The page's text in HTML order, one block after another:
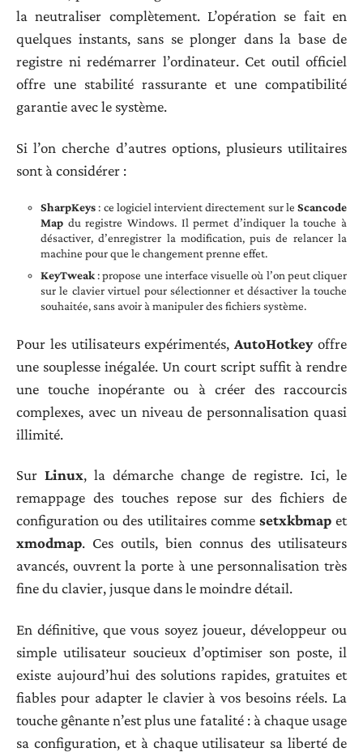
la neutraliser complètement. L’opération se fait en
quelques instants, sans se plonger dans la base de
registre ni redémarrer l’ordinateur. Cet outil officiel
offre une stabilité rassurante et une compatibilité
garantie avec le système.
Si l’on cherche d’autres options, plusieurs utilitaires
sont à considérer :
SharpKeys: ce logiciel intervient directement sur le Scancode
Map du registre Windows. Il permet d’indiquer la touche à
désactiver, d’enregistrer la modification, puis de relancer la
machine pour que le changement prenne effet.
KeyTweak: propose une interface visuelle où l’on peut cliquer
sur le clavier virtuel pour sélectionner et désactiver la touche
souhaitée, sans avoir à manipuler des fichiers système.
Pour les utilisateurs expérimentés,AutoHotkeyoffre
une souplesse inégalée. Un court script suffit à rendre
une touche inopérante ou à créer des raccourcis
complexes, avec un niveau de personnalisation quasi
illimité.
Sur Linux, la démarche change de registre. Ici, le
remappage des touches repose sur des fichiers de
configuration ou des utilitaires comme setxkbmapet
xmodmap. Ces outils, bien connus des utilisateurs
avancés, ouvrent la porte à une personnalisation très
fine du clavier, jusque dans le moindre détail.
En définitive, que vous soyez joueur, développeur ou
simple utilisateur soucieux d’optimiser son poste, il
existe aujourd’hui des solutions rapides, gratuites et
fiables pour adapter le clavier à vos besoins réels. La
touche gênante n’est plus une fatalité : à chaque usage
sa configuration, et à chaque utilisateur sa liberté de